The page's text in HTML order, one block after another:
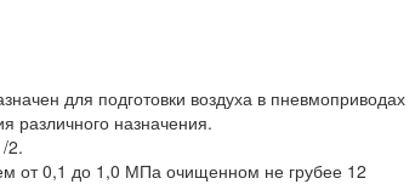
для подготовки воздуха в пневмоприводах
различного назначения.
2.
от 0,1 до 1,0 МПа очищенном не грубее 12